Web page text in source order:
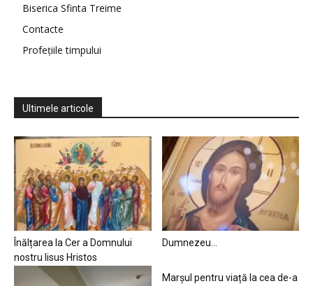
Biserica Sfinta Treime
Contacte
Profețiile timpului
Ultimele articole
Înălțarea la Cer a Domnului
nostru Iisus Hristos
Dumnezeu…
Marșul pentru viață la cea de-a